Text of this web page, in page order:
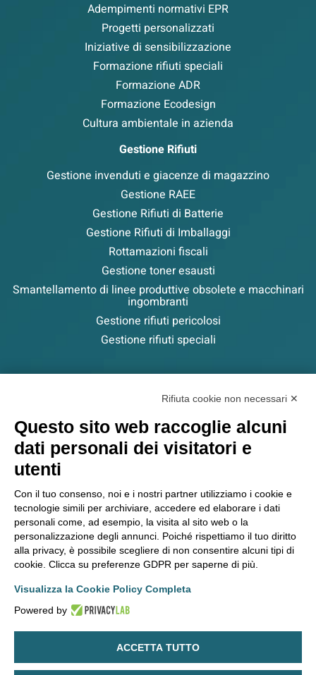
Adempimenti normativi EPR
Progetti personalizzati
Iniziative di sensibilizzazione
Formazione rifiuti speciali
Formazione ADR
Formazione Ecodesign
Cultura ambientale in azienda
Gestione Rifiuti
Gestione invenduti e giacenze di magazzino
Gestione RAEE
Gestione Rifiuti di Batterie
Gestione Rifiuti di Imballaggi
Rottamazioni fiscali
Gestione toner esausti
Smantellamento di linee produttive obsolete e macchinari
ingombranti
Gestione rifiuti pericolosi
Gestione rifiuti speciali
PARLA CON UN ESPERTO
ERION COMPLIANCE ORGANIZATION S.C.A R.L. – Società
consulenza ambientale e normativa.
Via A. Scarsellini, 14 – 20161 Milano
P.IVA/C.F./Registro Imprese Milano 11344540965 – Capitale
sociale euro 24.750
Whistleblowing Cookie Policy Informativa sito web
Privacy Policy
Rifiuta cookie non necessari ✕
Questo sito web raccoglie alcuni
dati personali dei visitatori e
utenti
Con il tuo consenso, noi e i nostri partner utilizziamo i cookie e
tecnologie simili per archiviare, accedere ed elaborare i dati
personali come, ad esempio, la visita al sito web o la
personalizzazione degli annunci. Poiché rispettiamo il tuo diritto
alla privacy, è possibile scegliere di non consentire alcuni tipi di
cookie. Clicca su preferenze GDPR per saperne di più.
Visualizza la Cookie Policy Completa
Powered by
ACCETTA TUTTO